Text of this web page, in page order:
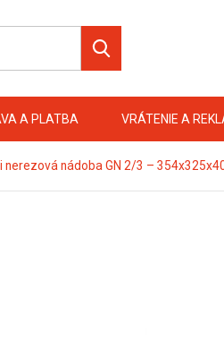
A PLATBA VRÁTENIE A
nerezová nádoba GN 2/3 –